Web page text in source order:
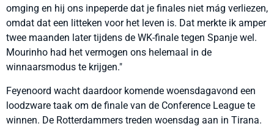
omging en hij ons inpeperde dat je finales niet mág verliezen,
omdat dat een litteken voor het leven is. Dat merkte ik amper
twee maanden later tijdens de WK-finale tegen Spanje wel.
Mourinho had het vermogen ons helemaal in de
winnaarsmodus te krijgen."
Feyenoord wacht daardoor komende woensdagavond een
loodzware taak om de finale van de Conference League te
winnen. De Rotterdammers treden woensdag aan in Tirana.